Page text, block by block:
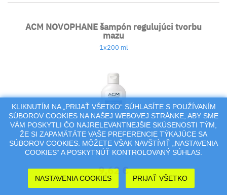
ACM NOVOPHANE šampón regulujúci tvorbu
mazu
1x200 ml
Šampón na starostlivosť o mastné vlasy.
9,62 €
KLIKNUTÍM NA „PRIJAŤ VŠETKO“ SÚHLASÍTE S POUŽÍVANÍM
SÚBOROV COOKIES NA NAŠEJ WEBOVEJ STRÁNKE, ABY SME
VÁM POSKYTLI ČO NAJRELEVANTNEJŠIE SKÚSENOSTI TÝM,
ŽE SI ZAPAMÄTÁTE VAŠE PREFERENCIE TÝKAJÚCE SA
SÚBOROV COOKIES. MÔŽETE VŠAK NAVŠTÍVIŤ „NASTAVENIA
COOKIES“ A POSKYTNÚŤ KONTROLOVANÝ SÚHLAS.
NASTAVENIA COOKIES PRIJAŤ VŠETKO